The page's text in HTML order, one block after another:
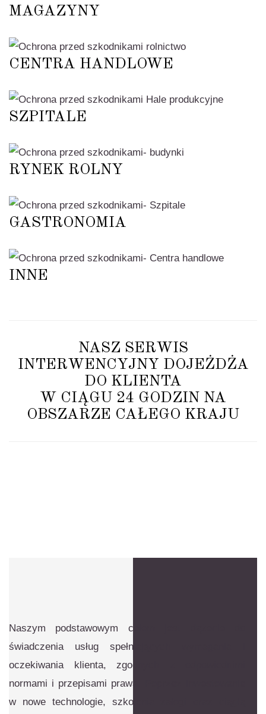
MAGAZYNY
CENTRA HANDLOWE
SZPITALE
RYNEK ROLNY
GASTRONOMIA
INNE
NASZ SERWIS
INTERWENCYJNY DOJEŻDŻA
DO KLIENTA
W CIĄGU 24 GODZIN NA
OBSZARZE CAŁEGO KRAJU
Naszym podstawowym celem jest dążenie do
świadczenia usług spełniających wymagania i
oczekiwania klienta, zgodnych z odpowiednimi
normami i przepisami prawa. Poprzez inwestowanie
w nowe technologie, szkolenia załogi oraz ciągłą